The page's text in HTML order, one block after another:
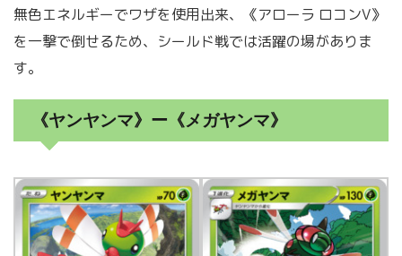
無色エネルギーでワザを使用出来、《アローラ ロコンV》
を一撃で倒せるため、シールド戦では活躍の場がありま
す。
《ヤンヤンマ》ー《メガヤンマ》